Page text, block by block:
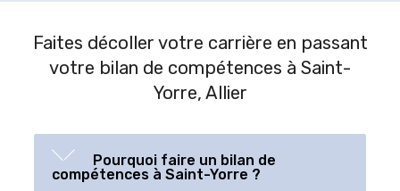
Faites décoller votre carrière en passant
votre bilan de compétences à Saint-
Yorre, Allier
Pourquoi faire un bilan de
compétences à Saint-Yorre ?